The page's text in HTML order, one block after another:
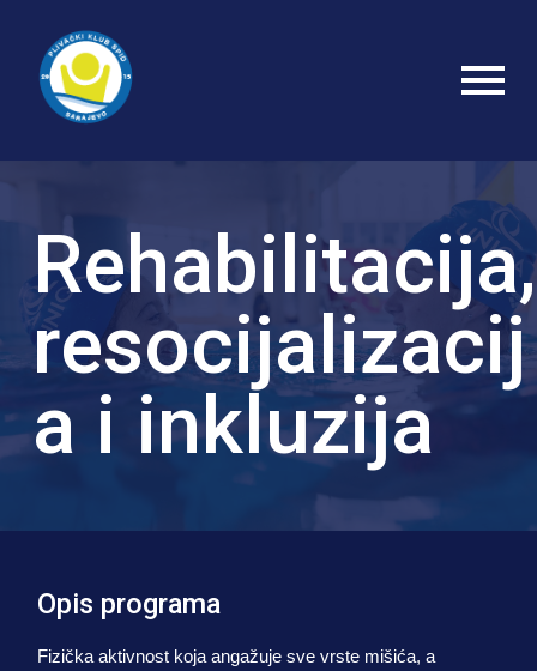
Rehabilitacija,
resocijalizacij
a i inkluzija
Opis programa
Fizička aktivnost koja angažuje sve vrste mišića, a